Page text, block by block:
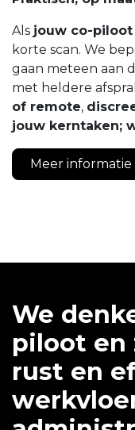
Als jouw co-piloot
korte scan. We
gaan meteen aan
met heldere
of remote,
jouw kerntaken;
Meer informatie
We
piloot en
rust en